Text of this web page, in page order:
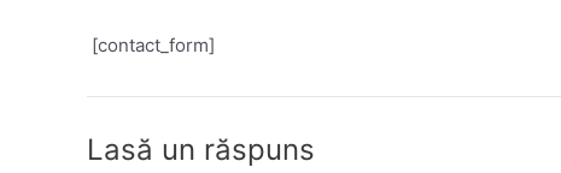
[contact_form]
Lasă un răspuns